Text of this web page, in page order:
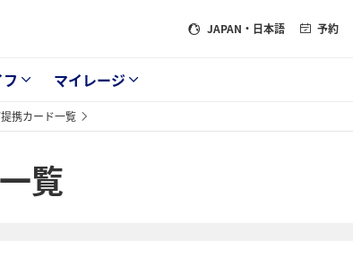
JAPAN ・日本語 予約
マイレージ
携カード一覧
覧